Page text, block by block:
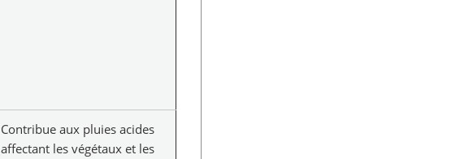
Contribue aux pluies acides
affectant les végétaux et les